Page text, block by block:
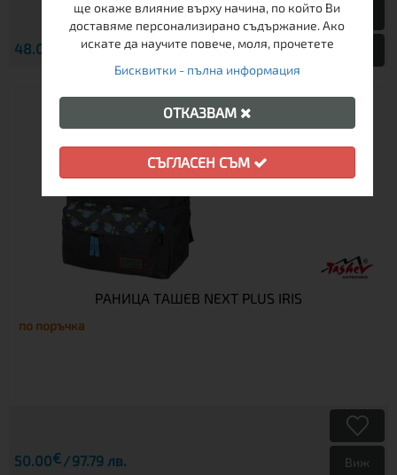
48.00 93.88 лв.
РАНИЦА TАШЕВ NEXT PLUS IRIS
по поръчка
50.00€ 97.79 лв. Виж
ще окаже влияние върху начина, по който Ви
доставяме персонализирано съдържание. Ако
искате да научите повече, моля, прочетете
Бисквитки - пълна информация
ОТКАЗВАМ
СЪГЛАСЕН СЪМ